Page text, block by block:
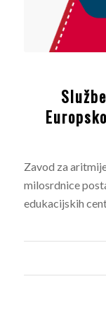
Zavod za
milosrdnice
edukacijskih